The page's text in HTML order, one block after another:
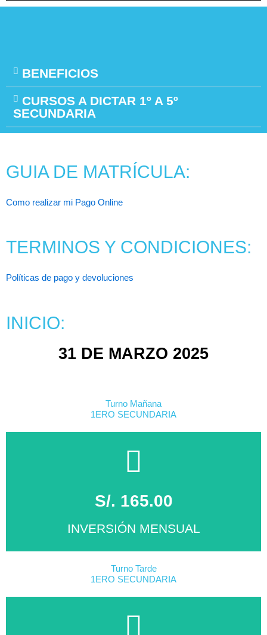
BENEFICIOS
CURSOS A DICTAR 1º A 5º
SECUNDARIA
GUIA DE MATRÍCULA:
Como realizar mi Pago Online
TERMINOS Y CONDICIONES:
Políticas de pago y devoluciones
INICIO:
31 DE MARZO 2025
Turno Mañana
1ERO SECUNDARIA
S/. 165.00
INVERSIÓN MENSUAL
Turno Tarde
1ERO SECUNDARIA